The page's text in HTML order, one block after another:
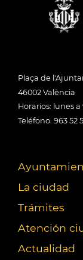
Plaça de
46002 València
Horarios: lunes a
Teléfono: 963 52
La ciudad
Trámites
Atención
Actualidad